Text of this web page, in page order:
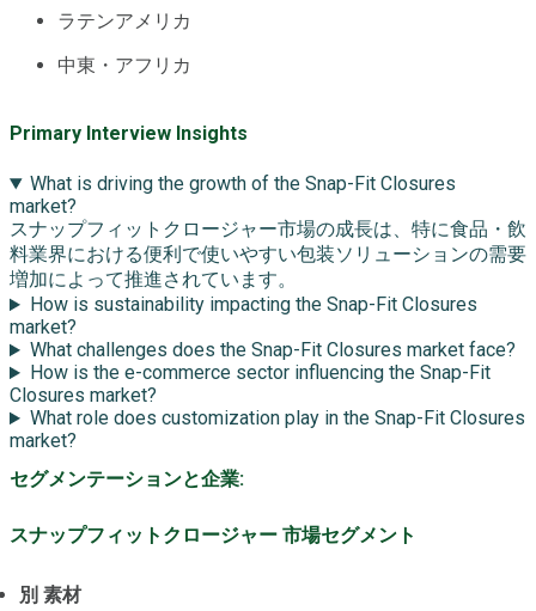
ラテンアメリカ
中東・アフリカ
Primary Interview Insights
What is driving the growth of the Snap-Fit Closures
market?
スナップフィットクロージャー市場の成長は、特に食品・飲
料業界における便利で使いやすい包装ソリューションの需要
増加によって推進されています。
How is sustainability impacting the Snap-Fit Closures
market?
What challenges does the Snap-Fit Closures market face?
How is the e-commerce sector influencing the Snap-Fit
Closures market?
What role does customization play in the Snap-Fit Closures
market?
セグメンテーションと企業:
スナップフィットクロージャー 市場セグメント
別 素材